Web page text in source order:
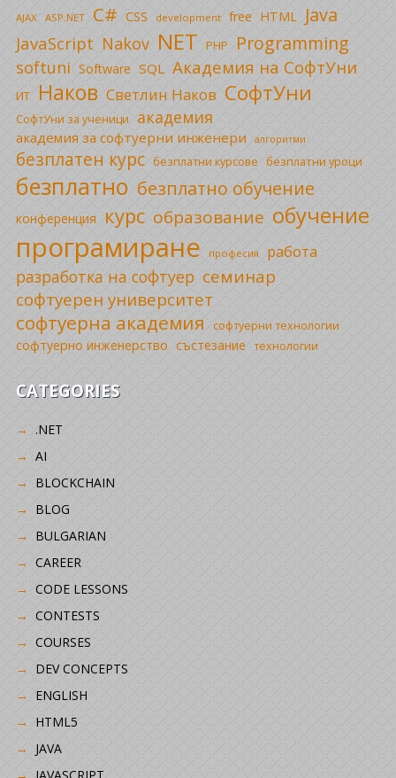
AJAX ASP.NET C# CSS development free HTML Java
JavaScript Nakov NET PHP Programming
softuni Software SQL Академия на СофтУни
ИТ Наков Светлин Наков СофтУни
СофтУни за ученици академия
академия за софтуерни инженери алгоритми
безплатен курс безплатни курсове безплатни уроци
безплатно безплатно обучение
конференция курс образование обучение
програмиране професия работа
разработка на софтуер семинар
софтуерен университет
софтуерна академия софтуерни технологии
софтуерно инженерство състезание технологии
CATEGORIES
.NET
AI
BLOCKCHAIN
BLOG
BULGARIAN
CAREER
CODE LESSONS
CONTESTS
COURSES
DEV CONCEPTS
ENGLISH
HTML5
JAVA